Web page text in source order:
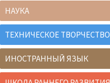
НАУКА
ТЕХНИЧЕСКОЕ ТВОРЧЕСТВО
ИНОСТРАННЫЙ ЯЗЫК